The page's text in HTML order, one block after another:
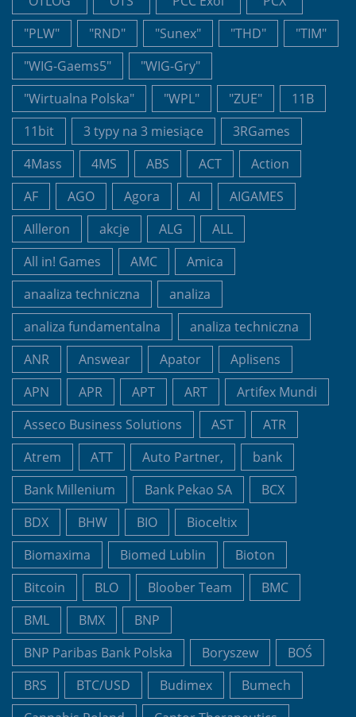
"PLW"
"RND" "Sunex" "THD"
"TIM"
"WIG-Gaems5"
"WIG-Gry"
"Wirtualna Polska"
"WPL" "ZUE"
11B
11bit
3 typy na 3 miesiące
3RGames
4Mass
4MS ABS ACT
Action
AF
AGO Agora AI
AIGAMES
AIlleron
akcje ALG
ALL
All in! Games
AMC
Amica
anaaliza techniczna
analiza
analiza fundamentalna
analiza techniczna
ANR
Answear Apator
Aplisens
APN
APR APT ART
Artifex Mundi
Asseco Business Solutions
AST
ATR
Atrem
ATT Auto Partner,
bank
Bank Millenium
Bank Pekao SA
BCX
BDX
BHW BIO
Bioceltix
Biomaxima
Biomed Lublin
Bioton
Bitcoin
BLO Bloober Team
BMC
BML
BMX
BNP
BNP Paribas Bank Polska
Boryszew
BOŚ
BRS
BTC/USD Budimex
Bumech